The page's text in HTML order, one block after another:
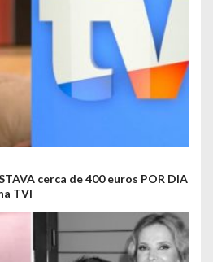
cerca de 400 euros POR DIA
TVI